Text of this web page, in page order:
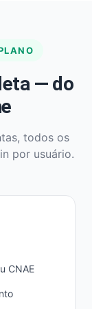
— do
todos os
por usuário.
CNAE